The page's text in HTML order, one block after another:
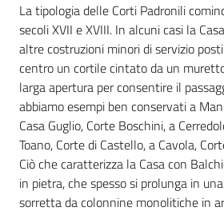
La tipologia delle Corti Padronili
secoli XVII e XVIII. In alcuni casi la
altre costruzioni minori di servizio
centro un cortile cintato da un
larga apertura per consentire il
abbiamo esempi ben conservati a
Casa Guglio, Corte Boschini, a
Toano, Corte di Castello, a Cavola,
Ciò che caratterizza la Casa con
in pietra, che spesso si prolunga in
sorretta da colonnine monolitiche in